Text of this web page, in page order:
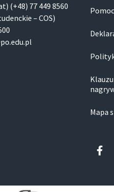
(+48) 77 449 8560
– COS)
Mapa
f